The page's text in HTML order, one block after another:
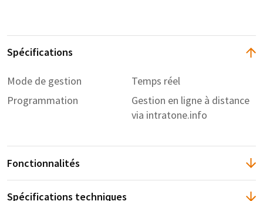
Spécifications
Mode de gestion
Temps réel
Programmation
Gestion en ligne à distance
via intratone.info
Fonctionnalités
Spécifications techniques